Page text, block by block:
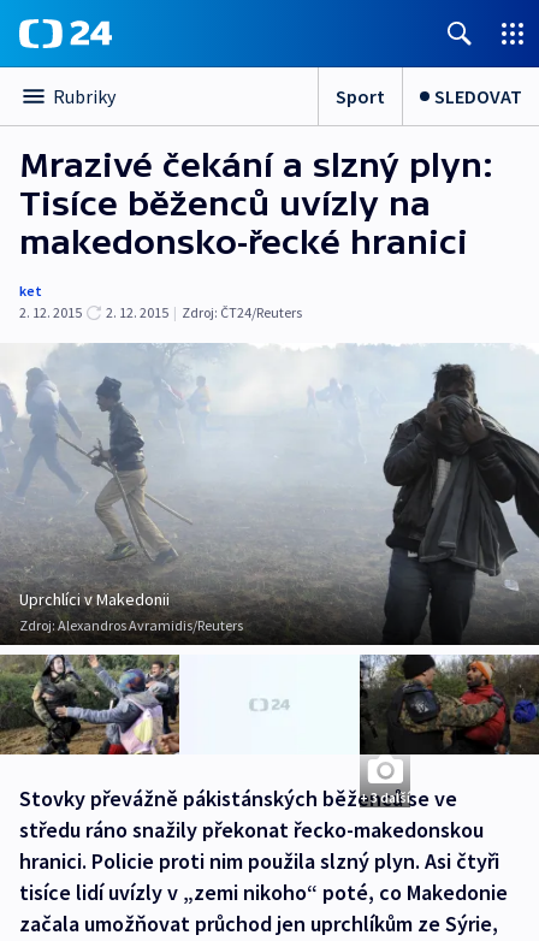
Rubriky Sport SLEDOVAT
Mrazivé čekání a slzný plyn:
Tisíce běženců uvízly na
makedonsko-řecké hranici
ket
2. 12. 2015
2. 12. 2015 | Zdroj: ČT24/Reuters
Uprchlíci v Makedonii
Zdroj: Alexandros Avramidis/Reuters
+ 3 další
Stovky převážně pákistánských běženců se ve
středu ráno snažily překonat řecko-makedonskou
hranici. Policie proti nim použila slzný plyn. Asi čtyři
tisíce lidí uvízly v „zemi nikoho“ poté, co Makedonie
začala umožňovat průchod jen uprchlíkům ze Sýrie,